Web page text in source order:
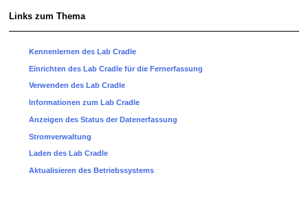
Links zum Thema
Kennenlernen des Lab Cradle
Einrichten des Lab Cradle für die Fernerfassung
Verwenden des Lab Cradle
Informationen zum Lab Cradle
Anzeigen des Status der Datenerfassung
Stromverwaltung
Laden des Lab Cradle
Aktualisieren des Betriebssystems